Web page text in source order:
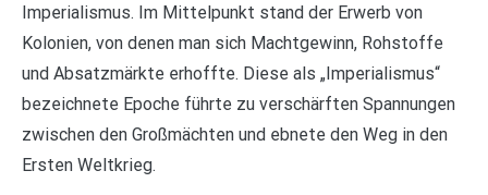
Imperialismus. Im Mittelpunkt stand der Erwerb von
Kolonien, von denen man sich Machtgewinn, Rohstoffe
und Absatzmärkte erhoffte. Diese als „Imperialismus“
bezeichnete Epoche führte zu verschärften Spannungen
zwischen den Großmächten und ebnete den Weg in den
Ersten Weltkrieg.